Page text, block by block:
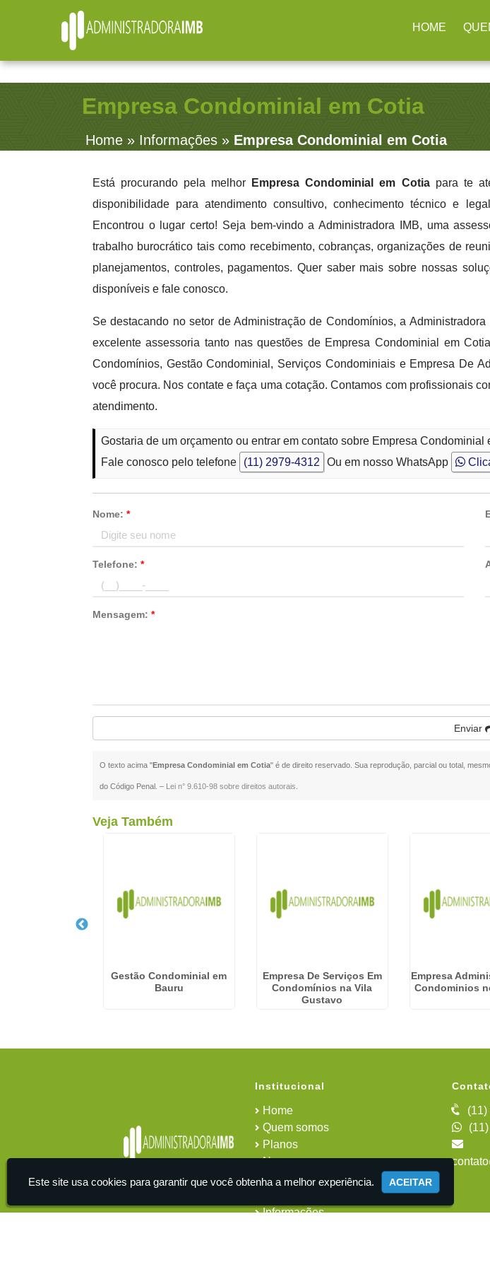
R. Júlio Fernandes, 91 - Sala 38 - Vila Rosalia - Guarulhos / SP
Empresa Condominial em Cotia
Home» Informações » Empresa Condominial em Cotia
Está procurando pela melhor Empresa Condominial em Cotiapara te
disponibilidade para atendimento consultivo, conhecimento técnico e
Encontrou o lugar certo! Seja bem-vindo a Administradora IMB, uma
trabalho burocrático tais como recebimento, cobranças, organizações de
planejamentos, controles, pagamentos. Quer saber mais sobre nossas
disponíveis e fale conosco.
Se destacando no setor de Administração de Condomínios, a
excelente assessoria tanto nas questões de Empresa Condominial em
Condomínios, Gestão Condominial, Serviços Condominiais e Empresa De
você procura. Nos contate e faça uma cotação. Contamos com profissionais
atendimento.
Gostaria de um orçamento ou entrar em contato sobre Empresa Condominial
Fale conosco pelo telefone
(11) 2979-4312 Ou em nosso WhatsApp
Nome: *
Telefone: *
Mensagem: *
Enviar
O texto acima "Empresa Condominial em Cotia" é de direito reservado. Sua reprodução, parcial ou total,
do Código Penal. – Lei n° 9.610-98 sobre direitos autorais
Veja Também
Gestão Condominial em
Bauru
Empresa De Serviços Em
Condomínios na Vila
Gustavo
Empresa
Condominios
Institucional
Home
Quem somos
Planos
News
Área do cliente
Informações
(11)
Este site usa cookies para garantir que você obtenha a melhor experiência. ACEITAR